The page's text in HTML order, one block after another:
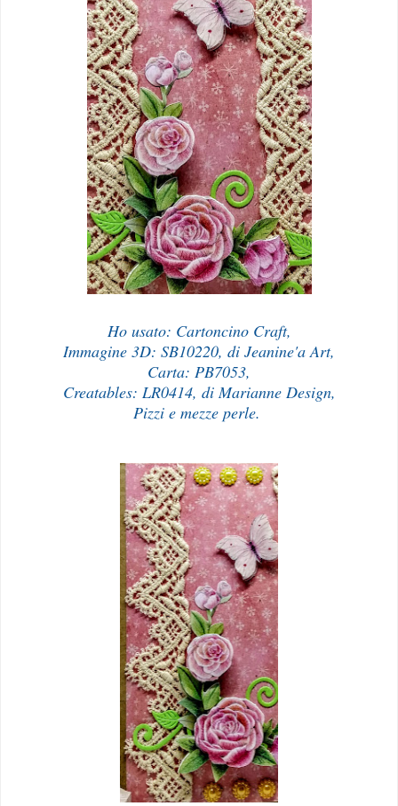
Ho usato: Cartoncino Craft,
Immagine 3D: SB10220, di Jeanine'a Art,
Carta: PB7053,
Creatables: LR0414, di Marianne Design,
Pizzi e mezze perle.